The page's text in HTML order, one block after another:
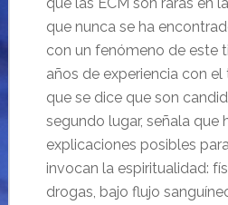
que nunca se ha
con un fenómeno de este
años de experiencia con
que se dice que son
segundo lugar, señala que
explicaciones posibles
invocan la espiritualidad:
drogas, bajo flujo